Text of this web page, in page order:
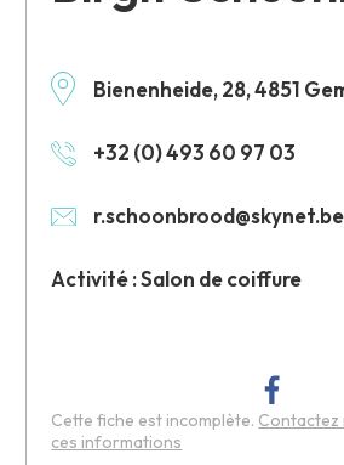
Bienenheide, 28, 4851
+32 (0) 493 60 97 03
r.schoonbrood@skynet.be
Activité : Salon de coiffure
Cette fiche est incomplète. Contactez
ces informations